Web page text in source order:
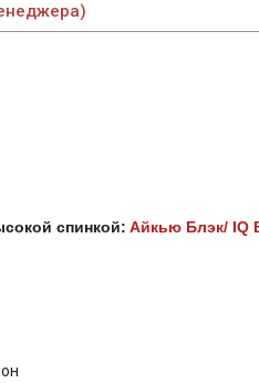
спинкой: Айкью Блэк/ IQ